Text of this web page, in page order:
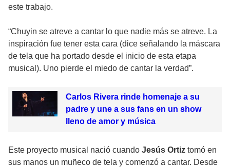
este trabajo.
“Chuyin se atreve a cantar lo que nadie más se atreve. La
inspiración fue tener esta cara (dice señalando la máscara
de tela que ha portado desde el inicio de esta etapa
musical). Uno pierde el miedo de cantar la verdad”.
Carlos Rivera rinde homenaje a su
padre y une a sus fans en un show
lleno de amor y música
Este proyecto musical nació cuando Jesús Ortiz tomó en
sus manos un muñeco de tela y comenzó a cantar. Desde